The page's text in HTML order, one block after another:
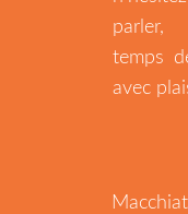
parler,
temps
avec